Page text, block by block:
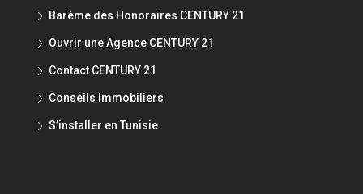
Barème des Honoraires CENTURY 21
Ouvrir une Agence CENTURY 21
Contact CENTURY 21
Conseils Immobiliers
S’installer en Tunisie